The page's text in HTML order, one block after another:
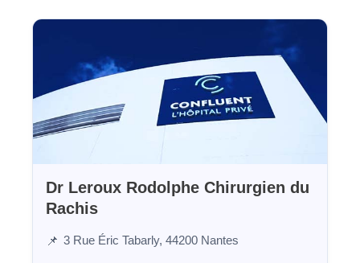
Dr Leroux Rodolphe Chirurgien du
Rachis
📌 3 Rue Éric Tabarly, 44200 Nantes